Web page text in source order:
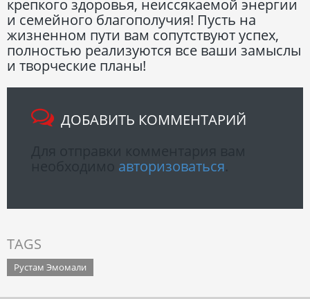
крепкого здоровья, неиссякаемой энергии
и семейного благополучия! Пусть на
жизненном пути вам сопутствуют успех,
полностью реализуются все ваши замыслы
и творческие планы!
ДОБАВИТЬ КОММЕНТАРИЙ
авторизоваться
TAGS
Рустам Эмомали